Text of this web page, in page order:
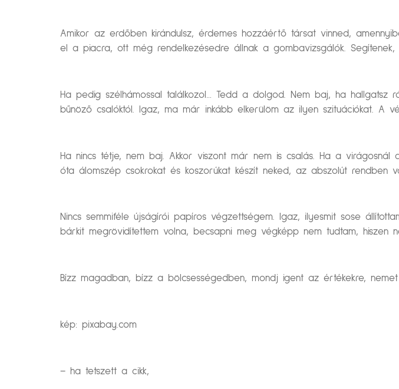
Amikor az erdőben kirándulsz, érdemes hozzáértő társat vinned,
el a piacra, ott még rendelkezésedre állnak a gombavizsgálók.
Ha pedig szélhámossal találkozol… Tedd a dolgod. Nem baj, ha
bűnöző csalóktól. Igaz, ma már inkább elkerülöm az ilyen szituációkat. A
Ha nincs tétje, nem baj. Akkor viszont már nem is csalás. Ha a
óta álomszép csokrokat és koszorúkat készít neked, az abszolút rendben
Nincs semmiféle újságírói papíros végzettségem. Igaz, ilyesmit sose
bárkit megrövidítettem volna, becsapni meg végképp nem tudtam, hiszen
Bízz magadban, bízz a bölcsességedben, mondj igent az értékekre,
kép: pixabay.com
– ha tetszett a cikk,